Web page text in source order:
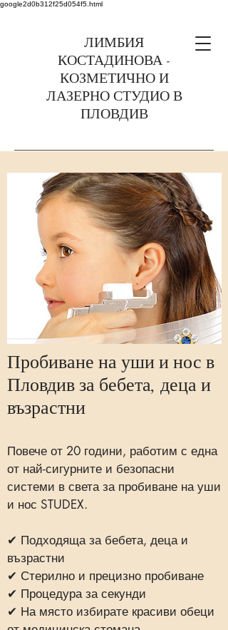
google2d0b312f25d054f5.html
ЛИМБИЯ
КОСТАДИНОВА -
КОЗМЕТИЧНО И
ЛАЗЕРНО СТУДИО В
ПЛОВДИВ
ул. Найден Геров 6
Пробиване на уши и нос в
Пловдив за бебета, деца и
възрастни
Повече от 20 години, работим с една
от най-сигурните и безопасни
системи в света за пробиване на уши
и нос STUDEX.
✔ Подходяща за бебета, деца и
възрастни
✔ Стерилно и прецизно пробиване
✔ Процедура за секунди
✔ На място избирате красиви обеци